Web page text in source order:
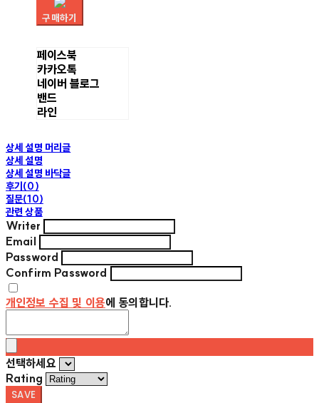
구매하기
페이스북
카카오톡
네이버 블로그
밴드
라인
상세 설명 머리글
상세 설명
상세 설명 바닥글
후기(0)
질문(10)
관련 상품
Writer
Email
Password
Confirm Password
개인정보 수집 및 이용에 동의합니다.
선택하세요
Rating
SAVE